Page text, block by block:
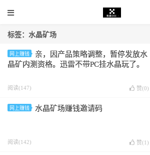
标签：水晶矿场
网上赚钱
亲，因产品策略调整，暂停发放水
晶矿内测资格。迅雷不带PC挂水晶玩了。
阅读(147) 赞(0)
网上赚钱 水晶矿场赚钱邀请码
阅读(142) 赞(1 )